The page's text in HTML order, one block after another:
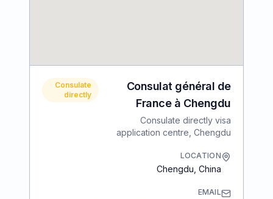
Consulat général de
France à Chengdu
Consulate directly visa
application centre, Chengdu
Consulate
directly
LOCATION
Chengdu China
EMAIL